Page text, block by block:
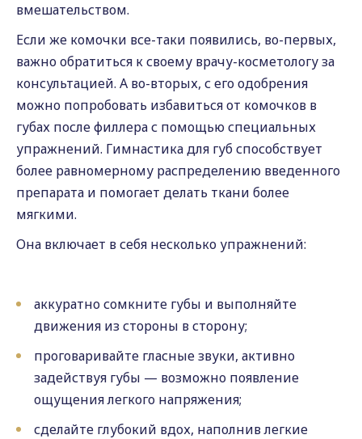
вмешательством.
Если же комочки все-таки появились, во-первых,
важно обратиться к своему врачу-косметологу за
консультацией. А во-вторых, с его одобрения
можно попробовать избавиться от комочков в
губах после филлера с помощью специальных
упражнений. Гимнастика для губ способствует
более равномерному распределению введенного
препарата и помогает делать ткани более
мягкими.
Она включает в себя несколько упражнений:
аккуратно сомкните губы и выполняйте
движения из стороны в сторону;
проговаривайте гласные звуки, активно
задействуя губы — возможно появление
ощущения легкого напряжения;
сделайте глубокий вдох, наполнив легкие